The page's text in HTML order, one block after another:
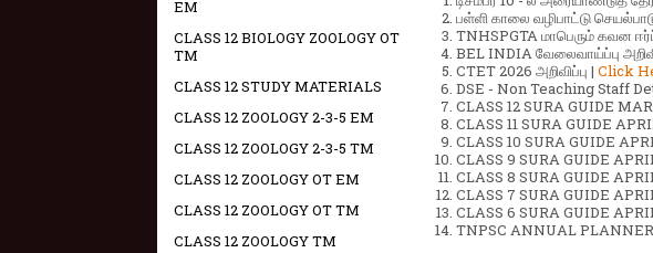
பள்ளி காலை வழிபாட்டு
TNHSPGTA மாபெரும் கவன
BEL INDIA வேலைவாய்ப்பு
CTET 2026 அறிவிப்பு | Click
DSE - Non Teaching Staff
CLASS 12 SURA GUIDE
CLASS 11 SURA GUIDE
CLASS 10 SURA GUIDE
CLASS 9 SURA GUIDE
CLASS 8 SURA GUIDE
CLASS 7 SURA GUIDE
CLASS 6 SURA GUIDE
TNPSC ANNUAL
EM
CLASS 12 BIOLOGY ZOOLOGY OT
TM
CLASS 12 STUDY MATERIALS
CLASS 12 ZOOLOGY 2-3-5 EM
CLASS 12 ZOOLOGY 2-3-5 TM
CLASS 12 ZOOLOGY OT EM
CLASS 12 ZOOLOGY OT TM
CLASS 12 ZOOLOGY TM